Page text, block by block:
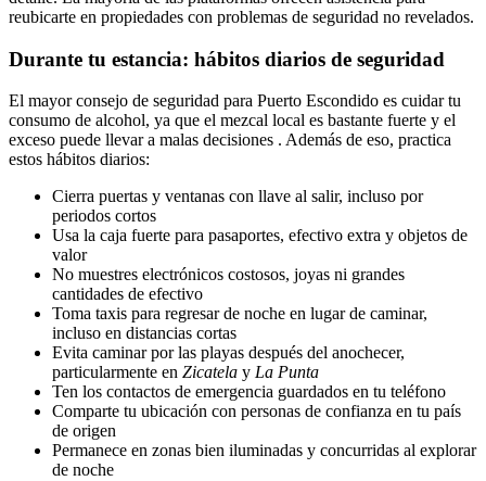
reubicarte en propiedades con problemas de seguridad no revelados.
Durante tu estancia: hábitos diarios de seguridad
El mayor consejo de seguridad para Puerto Escondido es cuidar tu
consumo de alcohol, ya que el mezcal local es bastante fuerte y el
exceso puede llevar a malas decisiones . Además de eso, practica
estos hábitos diarios:
Cierra puertas y ventanas con llave al salir, incluso por
periodos cortos
Usa la caja fuerte para pasaportes, efectivo extra y objetos de
valor
No muestres electrónicos costosos, joyas ni grandes
cantidades de efectivo
Toma taxis para regresar de noche en lugar de caminar,
incluso en distancias cortas
Evita caminar por las playas después del anochecer,
particularmente en Zicatela y La Punta
Ten los contactos de emergencia guardados en tu teléfono
Comparte tu ubicación con personas de confianza en tu país
de origen
Permanece en zonas bien iluminadas y concurridas al explorar
de noche